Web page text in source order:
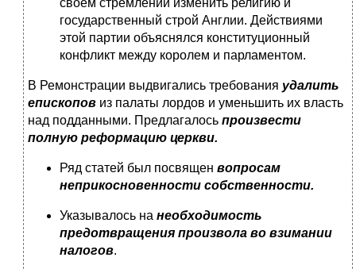
своем стремлении изменить религию и
государственный строй Англии. Действиями
этой партии объяснялся конституционный
конфликт между королем и парламентом.
В Ремонстрации выдвигались требования удалить
епископов из палаты лордов и уменьшить их власть
над подданными. Предлагалось произвести
полную реформацию церкви.
Ряд статей был посвящен вопросам
неприкосновенности собственности.
Указывалось на необходимость
предотвращения произвола во взимании
налогов.